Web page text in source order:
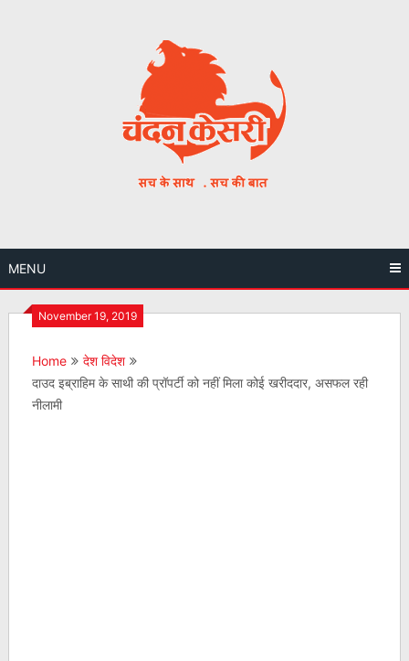
MENU
November 19, 2019
Home
देश विदेश
दाउद इब्राहिम के साथी की प्रॉपर्टी को नहीं मिला कोई खरीददार, असफल रही
नीलामी